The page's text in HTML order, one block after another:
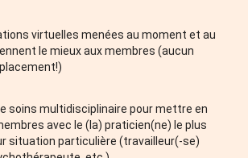
virtuelles menées au moment et au
le mieux aux membres (aucun
soins multidisciplinaire pour mettre en
avec le (la) praticien(ne) le plus
situation particulière (travailleur(-se)